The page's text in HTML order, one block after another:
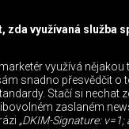
zda využívaná služba
využívá nějakou
snadno přesvědčit o
Stačí si nechat
zaslaném
„DKIM-Signature: